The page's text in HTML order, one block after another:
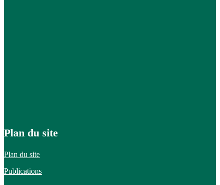
Plan du site
Plan du site
Publications